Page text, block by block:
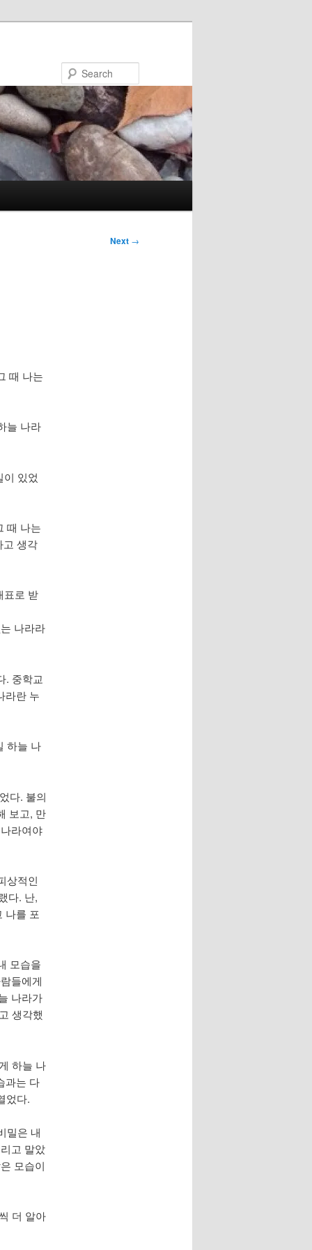
Next →
때 나는
늘 나라
있었
때 나는
고 생각
표로 받
나라라
. 중학교
라란 누
하늘 나
다. 불의
보고, 만
라여야
상적인
다. 난,
나를 포
모습을
들에게
나라가
생각했
하늘 나
과는 다
었다.
밀은 내
고 말았
모습이
더 알아